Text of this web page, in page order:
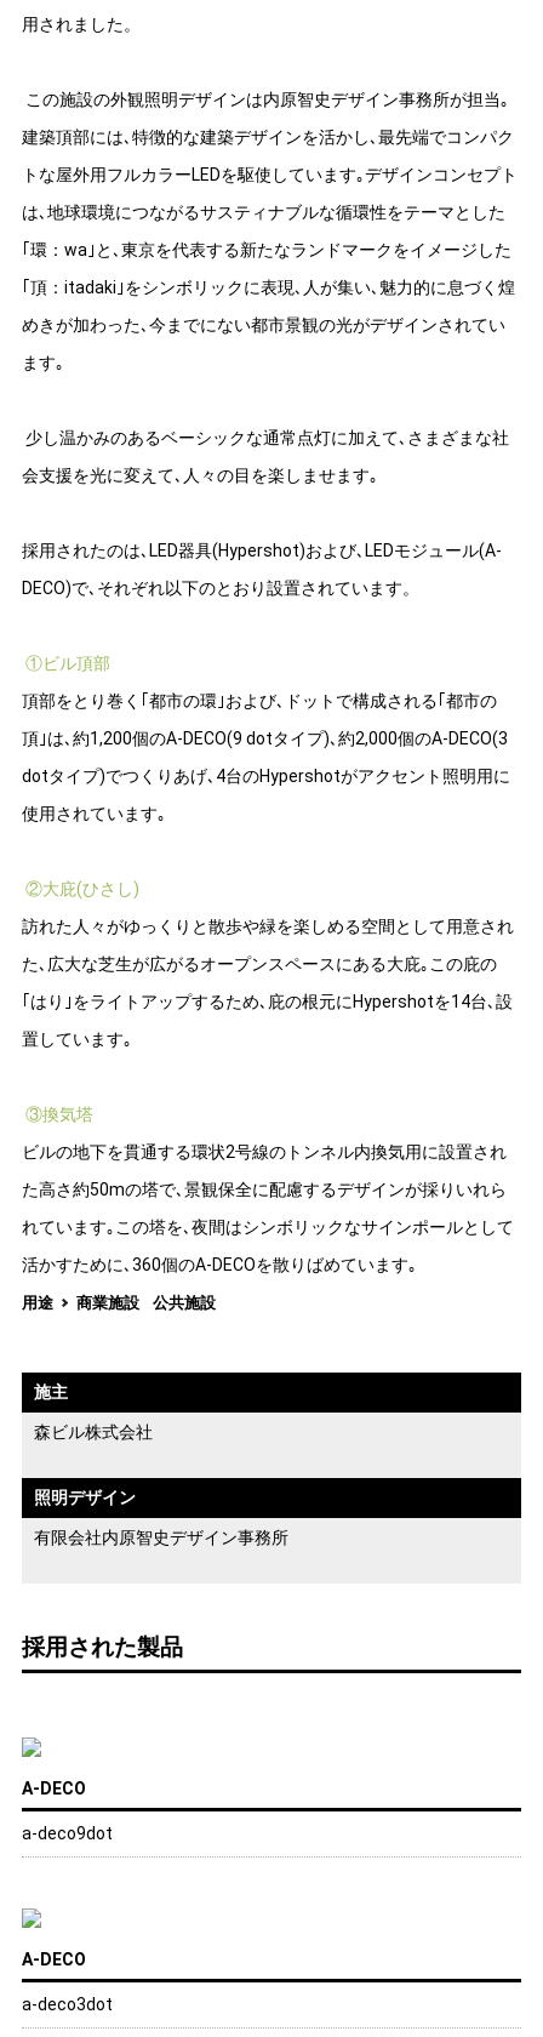
用されました。
この施設の外観照明デザインは内原智史デザイン事務所が担当｡
建築頂部には､特徴的な建築デザインを活かし､最先端でコンパク
トな屋外用フルカラーLEDを駆使しています｡デザインコンセプト
は､地球環境につながるサスティナブルな循環性をテーマとした
｢環：wa｣と､東京を代表する新たなランドマークをイメージした
｢頂：itadaki｣をシンボリックに表現､人が集い､魅力的に息づく煌
めきが加わった､今までにない都市景観の光がデザインされてい
ます｡
少し温かみのあるベーシックな通常点灯に加えて､さまざまな社
会支援を光に変えて､人々の目を楽しませます｡
採用されたのは､LED器具(Hypershot)および､LEDモジュール(A-
DECO)で､それぞれ以下のとおり設置されています。
①ビル頂部
頂部をとり巻く｢都市の環｣および､ドットで構成される｢都市の
頂｣は､約1,200個のA-DECO(9 dotタイプ)､約2,000個のA-DECO(3
dotタイプ)でつくりあげ､4台のHypershotがアクセント照明用に
使用されています｡
②大庇(ひさし)
訪れた人々がゆっくりと散歩や緑を楽しめる空間として用意され
た､広大な芝生が広がるオープンスペースにある大庇｡この庇の
｢はり｣をライトアップするため､庇の根元にHypershotを14台､設
置しています｡
③換気塔
ビルの地下を貫通する環状2号線のトンネル内換気用に設置され
た高さ約50mの塔で､景観保全に配慮するデザインが採りいれら
れています｡この塔を､夜間はシンボリックなサインポールとして
活かすために､360個のA-DECOを散りばめています｡
用途 商業施設 公共施設
施主
森ビル株式会社
照明デザイン
有限会社内原智史デザイン事務所
採用された製品
A-DECO
a-deco9dot
A-DECO
a-deco3dot